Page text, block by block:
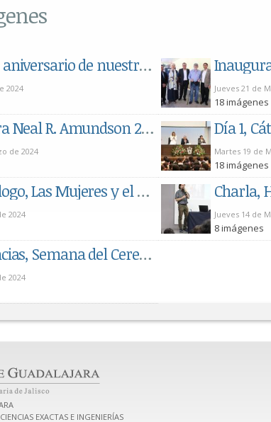
Clausura, 25 aniversario de nuestra Maestría en Ciencias en Hidrometeorología
2024 Jueves 21 de
18 imágenes
Día 2, Cátedra Neal R. Amundson 2024, Mesa de Diálogo sobre Sostenibilidad y Economía Circular
de 2024 Martes 19 de
18 imágenes
Mesa de Diálogo, Las Mujeres y el Mundo de la Ingeniería
2024
Charla,
Jueves 14 de
8 imágenes
Feria de Ciencias, Semana del Cerebro CUCEI 2024
2024
EXACTAS E INGENIERÍAS